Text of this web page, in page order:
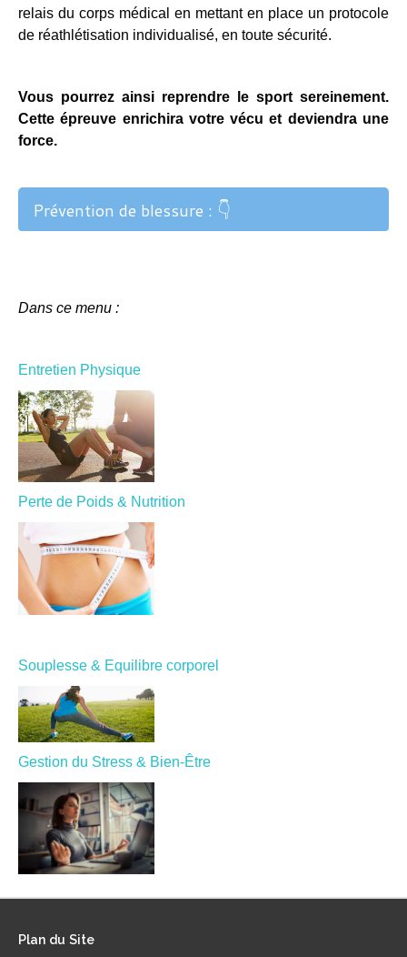
relais du corps médical en mettant en place un protocole
de réathlétisation individualisé, en toute sécurité.
Vous pourrez ainsi reprendre le sport sereinement.
Cette épreuve enrichira votre vécu et deviendra une
force.
Prévention de blessure : 👇
Les blessures font partie du parcours de
tout sportif.
Guéries convenablement, elles
deviennent vite un mauvais souvenir. Être
réactif est donc primordial.
La période de repos, suivie de soins, d'un réveil
renforcement musculaire
(associé à un travail de
progressivement la machine en route.
Dans le cas où un (voire plusieurs) élément est
négligé, ça peut vite s'aggraver, s'éterniser et devenir
Là encore, la somme de détails fait la différence. Il
convient donc d'être progressif, attentif à l'hygiène de
vie (nutrition, sommeil), et tout ce qui peut nuire au
bon fonctionnement de l'organisme.
"Mieux vaut prévenir que
Dans ce menu :
Entretien Physique
Perte de Poids & Nutrition
Souplesse & Equilibre corporel
Gestion du Stress & Bien-Être
Plan du Site